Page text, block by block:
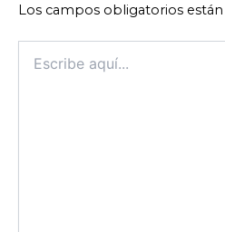
Los campos obligatorios
aquí...